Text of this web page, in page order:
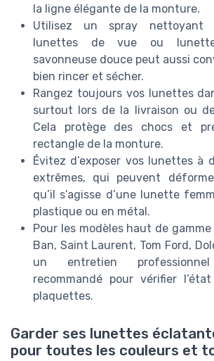
la ligne élégante de la monture.
Utilisez un spray nettoyant
lunettes de vue ou
savonneuse douce peut aussi
bien rincer et sécher.
Rangez toujours vos lunettes
surtout lors de la livraison ou
Cela protège des chocs et
rectangle de la monture.
Évitez d’exposer vos lunettes à
extrêmes, qui peuvent
qu’il s’agisse d’une lunette
plastique ou en métal.
Pour les modèles haut de
Ban, Saint Laurent, Tom Ford,
un entretien
recommandé pour vérifier
plaquettes.
Garder ses lunettes
pour toutes les couleurs et